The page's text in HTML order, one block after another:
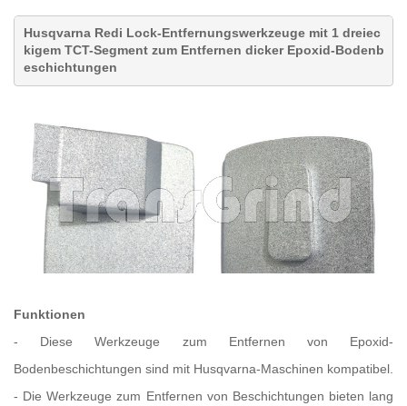
Husqvarna Redi Lock-Entfernungswerkzeuge mit 1 dreiec
kigem TCT-Segment zum Entfernen dicker Epoxid-Bodenb
eschichtungen
Funktionen
- Diese Werkzeuge zum Entfernen von Epoxid-
Bodenbeschichtungen sind mit Husqvarna-Maschinen kompatibel.
- Die Werkzeuge zum Entfernen von Beschichtungen bieten lang